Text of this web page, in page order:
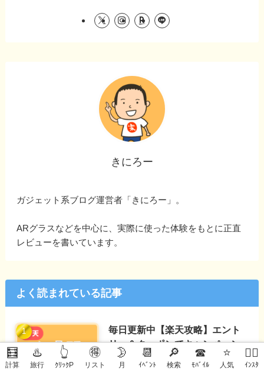
🧮
計算
♨️
旅行
👆
ｸﾘｯｸP
🉐
リスト
🌛
月
📆
ｲﾍﾞﾝﾄ
🔎
検索
☎
ﾓﾊﾞｲﾙ
⭐
人気
🙋‍♀️
ｲﾝｽﾀ
きにろー
ガジェット系ブログ運営者「きにろー」。
ARグラスなどを中心に、実際に使った体験をもとに正直
レビューを書いています。
よく読まれている記事
毎日更新中【楽天攻略】エント
リー＆クーポンでキャンペーン
のお得を逃さない